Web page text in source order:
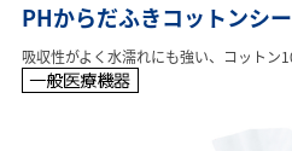
PHからだふきコットンシ
吸収性がよく水濡れにも強い、コットン